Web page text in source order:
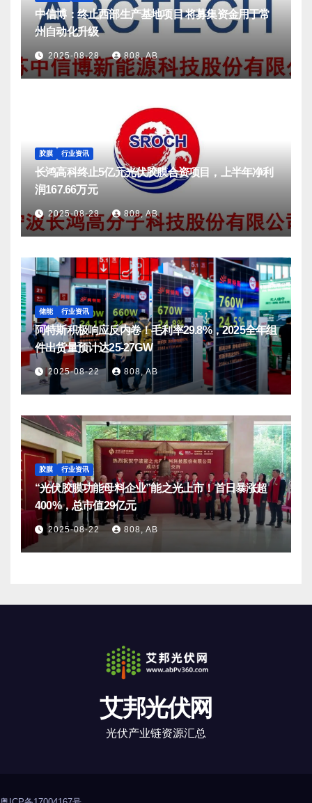
中信博：终止西部生产基地项目 将募集资金用于常
州自动化升级
2025-08-28 808, AB
胶膜 行业资讯
长鸿高科终止5亿元光伏胶膜合资项目，上半年净利
润167.66万元
2025-08-28 808, AB
储能 行业资讯
阿特斯积极响应反内卷！毛利率29.8%，2025全年组
件出货量预计达25-27GW
2025-08-22 808, AB
胶膜 行业资讯
“光伏胶膜功能母料企业”能之光上市！首日暴涨超
400%，总市值29亿元
2025-08-22 808, AB
艾邦光伏网
光伏产业链资源汇总